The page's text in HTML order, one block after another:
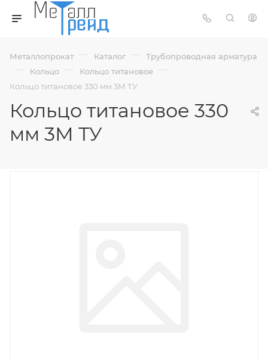
Металлопрокат — Каталог — Трубопроводная арматура
— Кольцо — Кольцо титановое —
Кольцо титановое 330 мм 3М ТУ
Кольцо титановое 330
мм 3М ТУ